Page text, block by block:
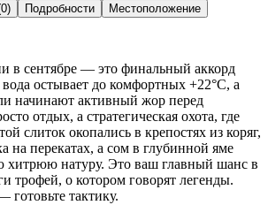
Подробности Местоположение
в сентябре — это финальный аккорд
вода остывает до комфортных +22°C, а
начинают активный жор перед
отдых, а стратегическая охота, где
слиток окопались в крепостях из коряг,
на перекатах, а сом в глубинной яме
хитрюю натуру. Это ваш главный шанс в
трофей, о котором говорят легенды.
готовьте тактику.